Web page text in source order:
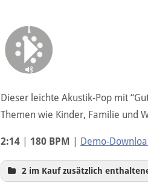
Dieser leichte Akustik-Pop mit
Themen wie Kinder, Familie und
2:14 180 BPM Demo-
2 im Kauf zusätzlich